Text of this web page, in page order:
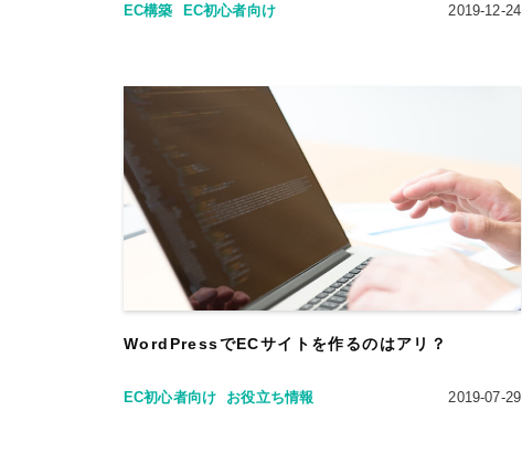
EC構築 EC初心者向け 2019-12-24
WordPressでECサイトを作るのはアリ？
EC初心者向け お役立ち情報 2019-07-29